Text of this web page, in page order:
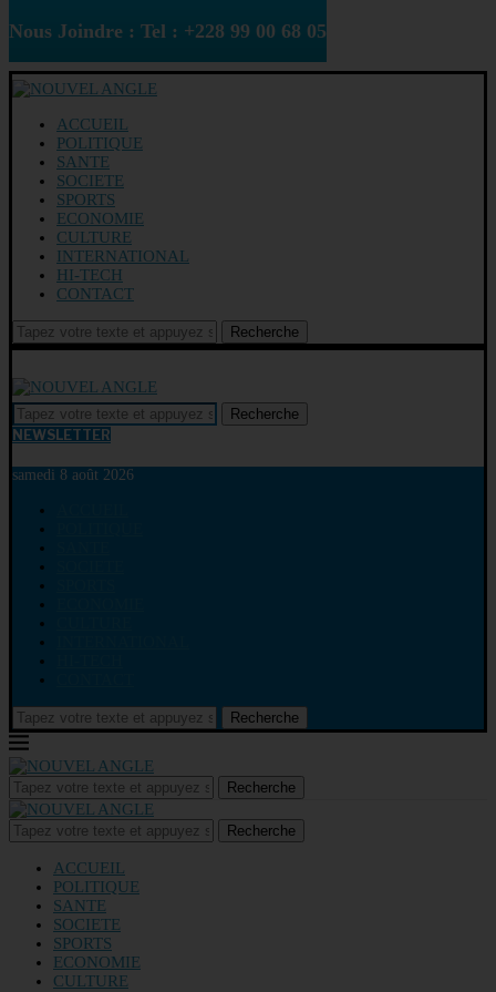
Nous Joindre : Tel : +228 99 00 68 05
ACCUEIL
POLITIQUE
SANTE
SOCIETE
SPORTS
ECONOMIE
CULTURE
INTERNATIONAL
HI-TECH
CONTACT
Recherche
Recherche
NEWSLETTER
samedi 8 août 2026
Recherche
Recherche
Recherche
ACCUEIL
POLITIQUE
SANTE
SOCIETE
SPORTS
ECONOMIE
CULTURE